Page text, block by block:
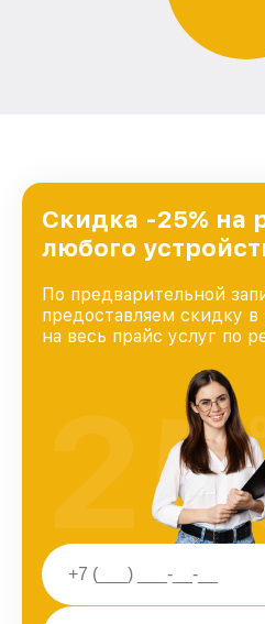
Скидка -25% на
любого
По предварительной
предоставляем скидку в
на весь прайс услуг по
25